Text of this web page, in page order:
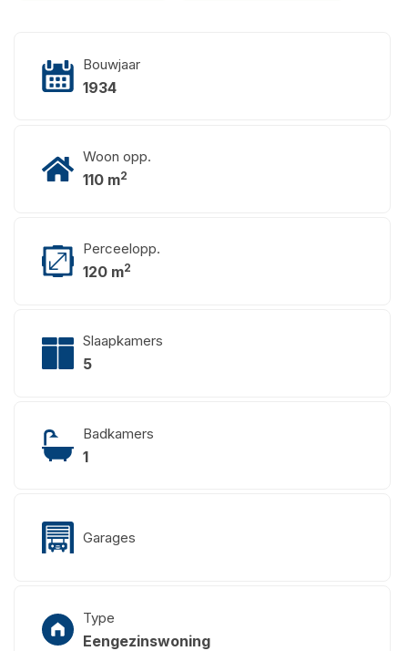
Bouwjaar
1934
Woon opp.
110 m2
Perceelopp.
120 m2
Slaapkamers
5
Badkamers
1
Garages
Type
Eengezinswoning